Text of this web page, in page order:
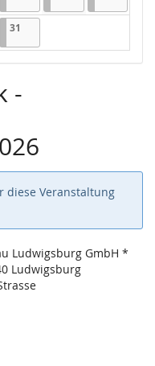
31
-
diese Veranstaltung
Ludwigsburg GmbH *
Ludwigsburg